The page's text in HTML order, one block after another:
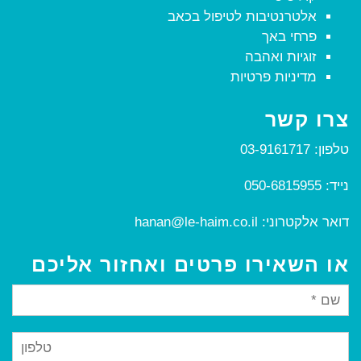
אלטרנטיבות לטיפול בכאב
פרחי באך
זוגיות ואהבה
מדיניות פרטיות
צרו קשר
טלפון: 03-9161717
נייד: 050-6815955
דואר אלקטרוני: hanan@le-haim.co.il
או השאירו פרטים ואחזור אליכם